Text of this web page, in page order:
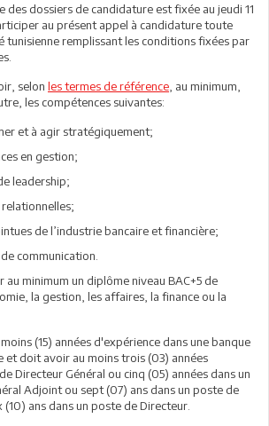
des dossiers de candidature est fixée au jeudi 11
au présent appel à candidature toute
tunisienne remplissant les conditions fixées par
selon les termes de référence , au minimum,
les compétences suivantes:
et à agir stratégiquement;
en gestion;
leadership;
de l’industrie bancaire et financière;
communication.
minimum un diplôme niveau BAC+5 de
la gestion, les affaires, la finance ou la
(15) années d'expérience dans une banque
et doit avoir au moins trois (03) années
Directeur Général ou cinq (05) années dans un
Adjoint ou sept (07) ans dans un poste de
ans dans un poste de Directeur.